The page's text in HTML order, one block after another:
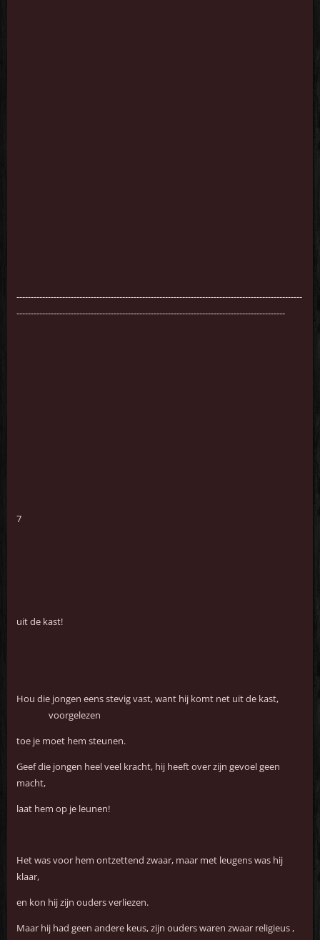
----------------------------------------------------------------------------------------------------
----------------------------------------------------------------------------------------------
7
uit de kast!
Hou die jongen eens stevig vast, want hij komt net uit de kast,
voorgelezen
toe je moet hem steunen.
Geef die jongen heel veel kracht, hij heeft over zijn gevoel geen
macht,
laat hem op je leunen!
Het was voor hem ontzettend zwaar, maar met leugens was hij
klaar,
en kon hij zijn ouders verliezen.
Maar hij had geen andere keus, zijn ouders waren zwaar religieus ,